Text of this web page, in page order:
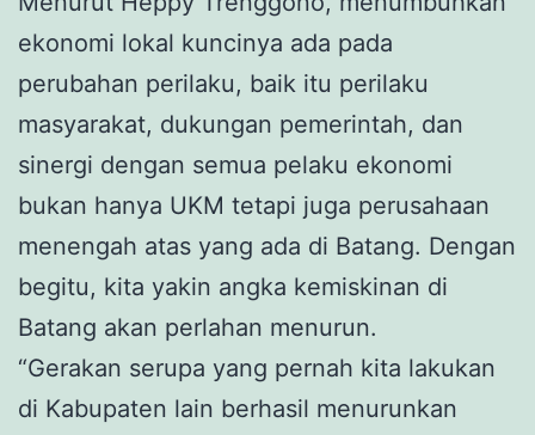
ekonomi lokal kuncinya ada pada
perubahan perilaku, baik itu perilaku
masyarakat, dukungan pemerintah, dan
sinergi dengan semua pelaku ekonomi
bukan hanya UKM tetapi juga perusahaan
menengah atas yang ada di Batang. Dengan
begitu, kita yakin angka kemiskinan di
Batang akan perlahan menurun.
“Gerakan serupa yang pernah kita lakukan
di Kabupaten lain berhasil menurunkan